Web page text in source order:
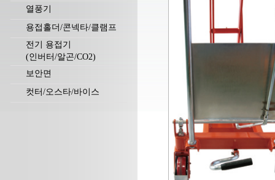
열풍기
용접홀더/콘넥타/클램프
전기 용접기
(인버터/알곤/CO2)
보안면
컷터/오스타/바이스